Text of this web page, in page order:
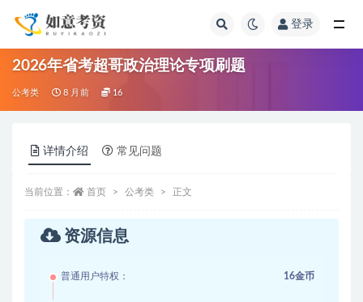
登录
2026年省考超哥政治理论专项刷题
公考类 8 月前 16
详情介绍 常见问题
当前位置： 首页 公考类 正文
资源信息
普通用户特权： 16金币